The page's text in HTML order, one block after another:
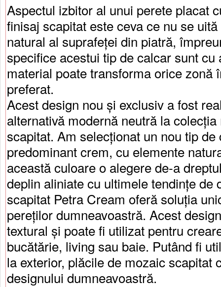
Aspectul izbitor al unui perete placat
finisaj scapitat este ceva ce nu se
natural al suprafeței din piatră,
specifice acestui tip de calcar sunt cu
material poate transforma orice zonă
preferat.
Acest design nou și exclusiv a fost
alternativă modernă neutră la
scapitat. Am selecționat un nou tip
predominant crem, cu elemente
această culoare o alegere de-a
deplin aliniate cu ultimele tendințe de
scapitat Petra Cream oferă soluția
pereților dumneavoastră. Acest
textural și poate fi utilizat pentru
bucătărie, living sau baie. Putând fi
la exterior, plăcile de mozaic scapitat
designului dumneavoastră.